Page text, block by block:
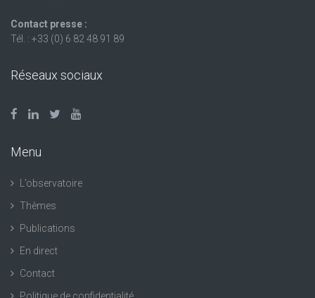
Contact presse :
Tél. : +33 (0) 6 82 48 91 89
Réseaux sociaux
Menu
L’observatoire
Thèmes
Publications
En direct
Contact